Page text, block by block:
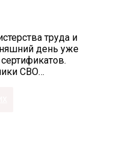
труда и
день уже
СВО…